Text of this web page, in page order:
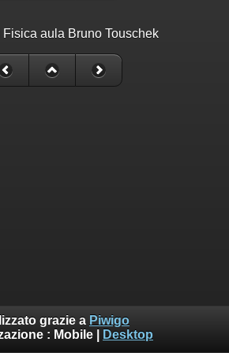
Fisica aula Bruno Touschek
grazie a Piwigo
: Mobile Desktop